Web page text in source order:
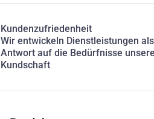
Kundenzufriedenheit
Wir entwickeln Dienstleistungen als
Antwort auf die Bedürfnisse
Kundschaft